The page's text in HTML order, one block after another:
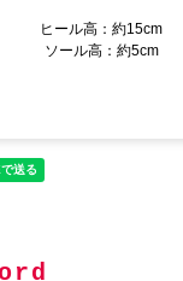
ヒール高：約15cm
ソール高：約5cm